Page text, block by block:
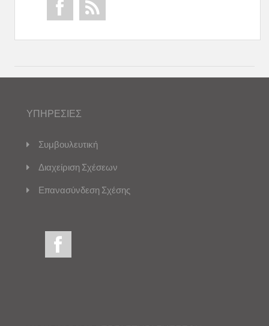
ΥΠΗΡΕΣΙΕΣ
Συμβουλευτική
Διαχείριση Σχέσεων
Επανασύνδεση Σχέσης